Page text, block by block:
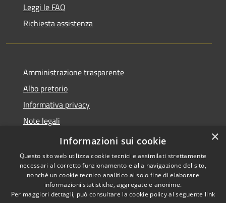
Leggi le FAQ
Richiesta assistenza
Amministrazione trasparente
Albo pretorio
Informativa privacy
Note legali
Dichiarazione di accessibilità
Accessibilità
Copyright © 2026 • Comune di
Costa Volpino • Powered by
×
Informazioni sui cookie
Questo sito web utilizza cookie tecnici e assimilati strettamente
necessari al corretto funzionamento e alla navigazione del sito,
nonché un cookie tecnico analitico al solo fine di elaborare
informazioni statistiche, aggregate e anonime.
Per maggiori dettagli, può consultare la cookie policy al seguente link